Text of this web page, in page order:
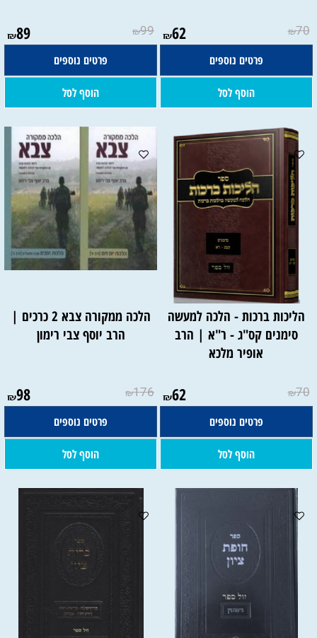
₪70
₪62
פרטים נוספים
הוסף לסל
₪99
₪89
פרטים נוספים
הוסף לסל
הליכות ברכות - הלכה למעשה
סימנים קס"ג - ר"א | הרב
אופיר מלכא
₪70
₪62
פרטים נוספים
הוסף לסל
הלכה ממקורה צבא 2 כרכים |
הרב יוסף צבי רימון
₪176
₪98
פרטים נוספים
הוסף לסל